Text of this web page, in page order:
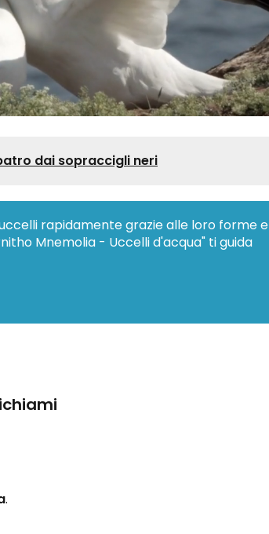
dai sopraccigli neri
rapidamente grazie alle loro forme e
Mnemolia - Uccelli d'acqua" ti guida
.